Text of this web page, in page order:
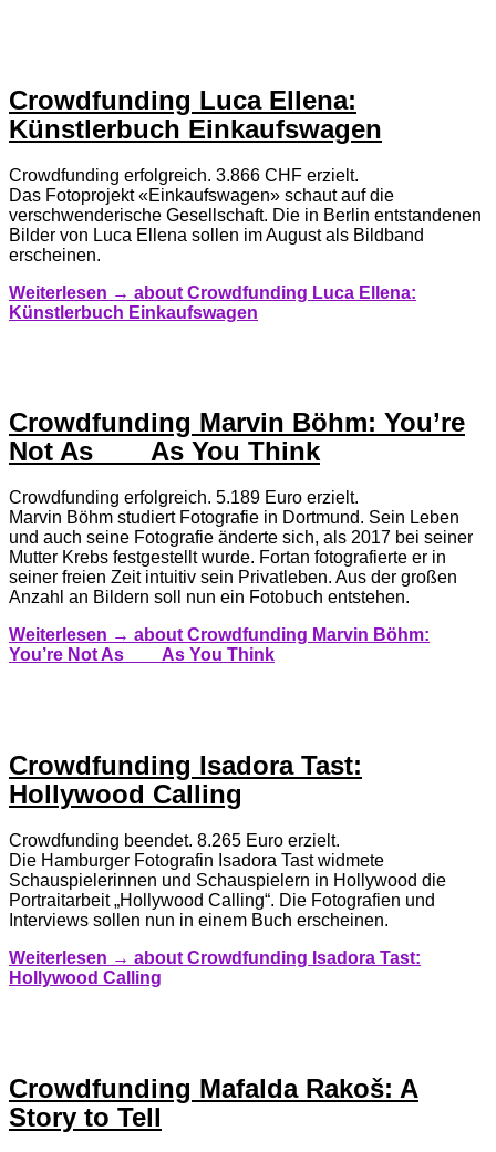
Crowdfunding Luca Ellena:
Künstlerbuch Einkaufswagen
Crowdfunding erfolgreich. 3.866 CHF erzielt.
Das Fotoprojekt «Einkaufswagen» schaut auf die
verschwenderische Gesellschaft. Die in Berlin entstandenen
Bilder von Luca Ellena sollen im August als Bildband
erscheinen.
Weiterlesen → about Crowdfunding Luca Ellena:
Künstlerbuch Einkaufswagen
Crowdfunding Marvin Böhm: You’re
Not As ___ As You Think
Crowdfunding erfolgreich. 5.189 Euro erzielt.
Marvin Böhm studiert Fotografie in Dortmund. Sein Leben
und auch seine Fotografie änderte sich, als 2017 bei seiner
Mutter Krebs festgestellt wurde. Fortan fotografierte er in
seiner freien Zeit intuitiv sein Privatleben. Aus der großen
Anzahl an Bildern soll nun ein Fotobuch entstehen.
Weiterlesen → about Crowdfunding Marvin Böhm:
You’re Not As ___ As You Think
Crowdfunding Isadora Tast:
Hollywood Calling
Crowdfunding beendet. 8.265 Euro erzielt.
Die Hamburger Fotografin Isadora Tast widmete
Schauspielerinnen und Schauspielern in Hollywood die
Portraitarbeit „Hollywood Calling“. Die Fotografien und
Interviews sollen nun in einem Buch erscheinen.
Weiterlesen → about Crowdfunding Isadora Tast:
Hollywood Calling
Crowdfunding Mafalda Rakoš: A
Story to Tell